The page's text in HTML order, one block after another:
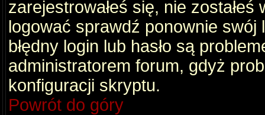
zarejestrowałeś się, nie
logować sprawdź ponownie swój
błędny login lub hasło są
administratorem forum, gdyż
konfiguracji skryptu.
Powrót do góry